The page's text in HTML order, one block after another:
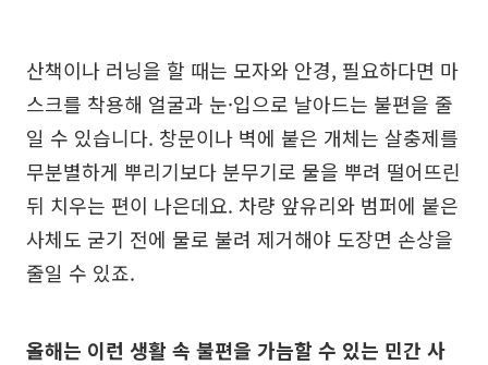
산책이나 러닝을 할 때는 모자와 안경, 필요하다면 마
스크를 착용해 얼굴과 눈·입으로 날아드는 불편을 줄
일 수 있습니다. 창문이나 벽에 붙은 개체는 살충제를
무분별하게 뿌리기보다 분무기로 물을 뿌려 떨어뜨린
뒤 치우는 편이 나은데요. 차량 앞유리와 범퍼에 붙은
사체도 굳기 전에 물로 불려 제거해야 도장면 손상을
줄일 수 있죠.
올해는 이런 생활 속 불편을 가늠할 수 있는 민간 사